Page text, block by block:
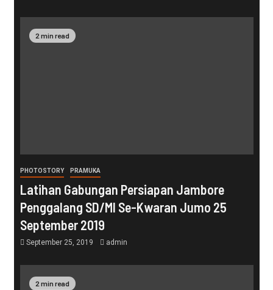
2 min read
PHOTOSTORY PRAMUKA
Latihan Gabungan Persiapan Jambore
Penggalang SD/MI Se-Kwaran Jumo 25
September 2019
September 25, 2019 admin
2 min read